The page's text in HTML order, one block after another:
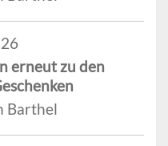
erneut zu den
Barthel